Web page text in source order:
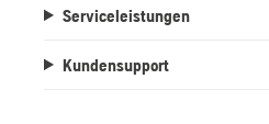
Serviceleistungen
Kundensupport